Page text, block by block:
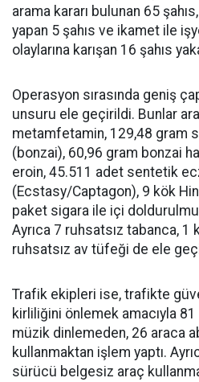
arama kararı bulunan 65
yapan 5 şahıs ve ikamet ile
olaylarına karışan 16 şahıs
Operasyon sırasında geniş
unsuru ele geçirildi. Bunlar
metamfetamin, 129,48 gram
(bonzai), 60,96 gram bonzai
eroin, 45.511 adet sentetik
(Ecstasy/Captagon), 9 kök
paket sigara ile içi
Ayrıca 7 ruhsatsız tabanca, 1
ruhsatsız av tüfeği de ele
Trafik ekipleri ise, trafikte
kirliliğini önlemek amacıyla
müzik dinlemeden, 26 araca
kullanmaktan işlem yaptı.
sürücü belgesiz araç